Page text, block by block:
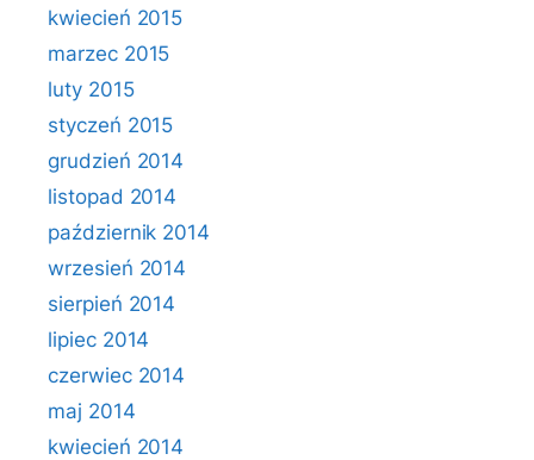
kwiecień 2015
marzec 2015
luty 2015
styczeń 2015
grudzień 2014
listopad 2014
październik 2014
wrzesień 2014
sierpień 2014
lipiec 2014
czerwiec 2014
maj 2014
kwiecień 2014